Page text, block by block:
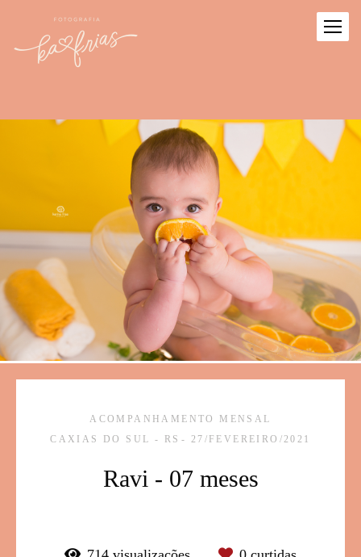
ACOMPANHAMENTO MENSAL
CAXIAS DO SUL - RS
27/FEVEREIRO/2021
Ravi - 07 meses